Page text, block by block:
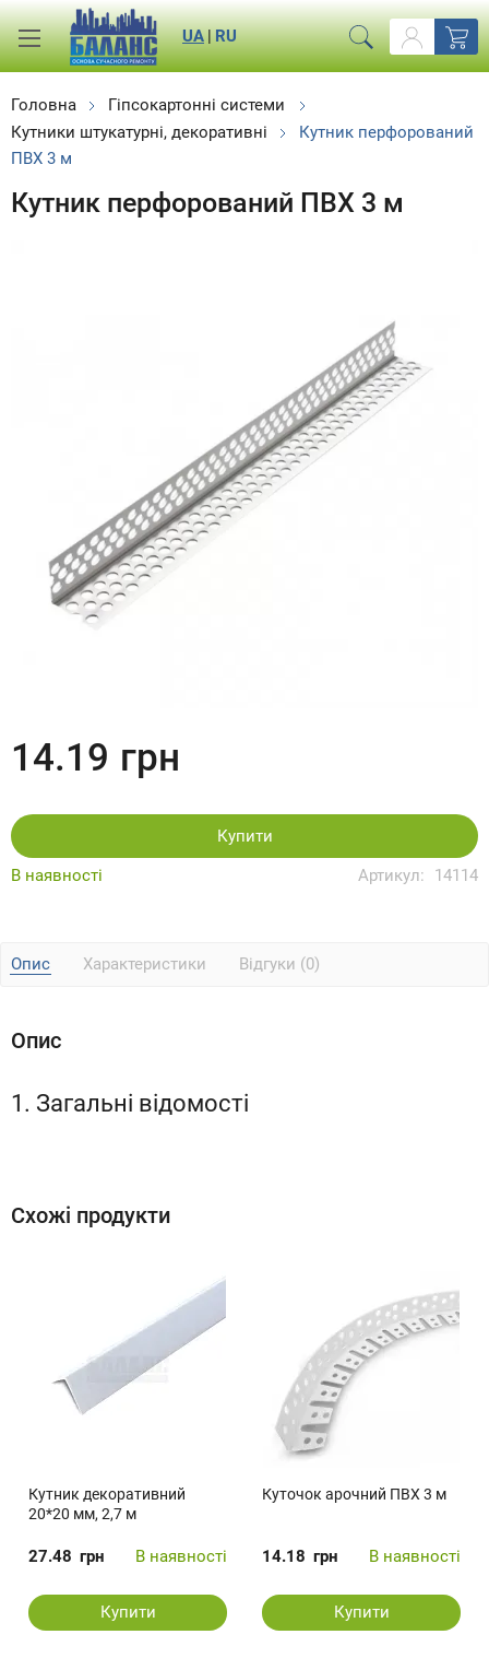
RU
|
UA
Головна
Гіпсокартонні системи
Кутники штукатурні, декоративні
Кутник перфорований
ПВХ 3 м
Кутник перфорований ПВХ 3 м
В наявності Артикул: 14114
14.19 грн
Купити
Опис Характеристики Відгуки (0)
Опис
1. Загальні відомості
Схожі продукти
Кутник декоративний
20*20 мм, 2,7 м
27.48 грн В наявності
Купити
Куточок арочний ПВХ 3 м
14.18 грн В наявності
Купити